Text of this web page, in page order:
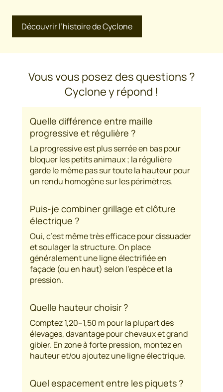
Découvrir l’histoire de Cyclone
Vous vous posez des questions ?
Cyclone y répond !
Quelle différence entre maille
progressive et régulière ?
La progressive est plus serrée en bas pour
bloquer les petits animaux ; la régulière
garde le même pas sur toute la hauteur pour
un rendu homogène sur les périmètres.
Puis-je combiner grillage et clôture
électrique ?
Oui, c’est même très efficace pour dissuader
et soulager la structure. On place
généralement une ligne électrifiée en
façade (ou en haut) selon l’espèce et la
pression.
Quelle hauteur choisir ?
Comptez 1,20–1,50 m pour la plupart des
élevages, davantage pour chevaux et grand
gibier. En zone à forte pression, montez en
hauteur et/ou ajoutez une ligne électrique.
Quel espacement entre les piquets ?